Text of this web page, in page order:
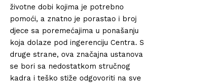
životne dobi kojima je potrebno
pomoći, a znatno je porastao i broj
djece sa poremećajima u ponašanju
koja dolaze pod ingerenciju Centra. S
druge strane, ova značajna ustanova
se bori sa nedostatkom stručnog
kadra i teško stiže odgovoriti na sve